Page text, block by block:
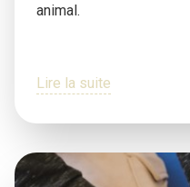
animal.
Lire la suite